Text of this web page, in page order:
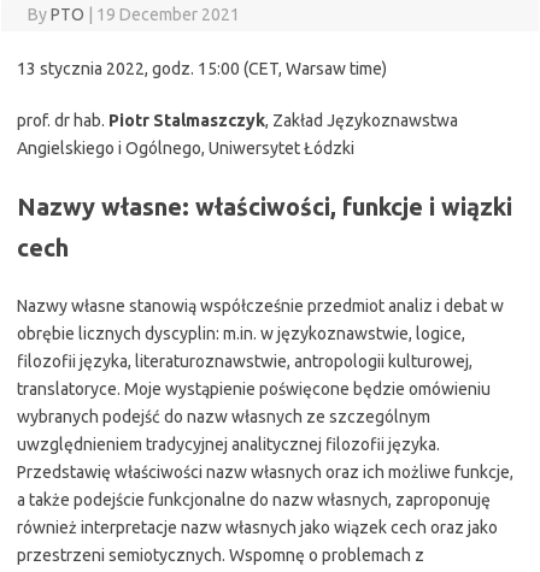
ByPTO 19 December 2021
13 stycznia 2022, godz. 15:00 (CET, Warsaw time)
prof. dr hab. Piotr Stalmaszczyk, Zakład Językoznawstwa
Angielskiego i Ogólnego, Uniwersytet Łódzki
Nazwy własne: właściwości, funkcje i wiązki
cech
Nazwy własne stanowią współcześnie przedmiot analiz i debat w
obrębie licznych dyscyplin: m.in. w językoznawstwie, logice,
filozofii języka, literaturoznawstwie, antropologii kulturowej,
translatoryce. Moje wystąpienie poświęcone będzie omówieniu
wybranych podejść do nazw własnych ze szczególnym
uwzględnieniem tradycyjnej analitycznej filozofii języka.
Przedstawię właściwości nazw własnych oraz ich możliwe funkcje,
a także podejście funkcjonalne do nazw własnych, zaproponuję
również interpretacje nazw własnych jako wiązek cech oraz jako
przestrzeni semiotycznych. Wspomnę o problemach z